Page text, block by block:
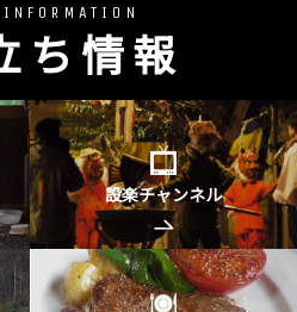
ち情報
設楽チャンネル